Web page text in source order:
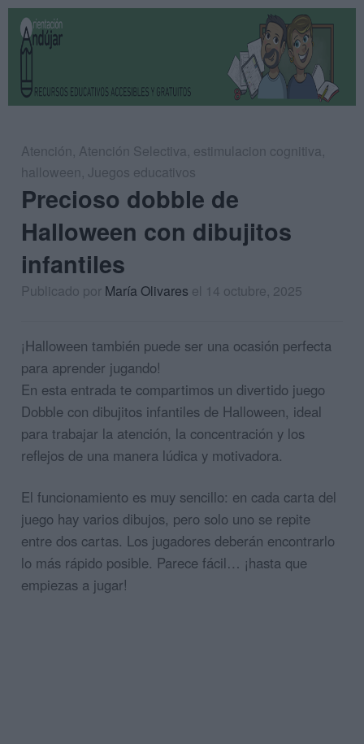
Atención, Atención Selectiva, estimulacion cognitiva,
halloween, Juegos educativos
Precioso dobble de
Halloween con dibujitos
infantiles
Publicado por María Olivares el 14 octubre, 2025
¡Halloween también puede ser una ocasión perfecta
para aprender jugando!
En esta entrada te compartimos un divertido juego
Dobble con dibujitos infantiles de Halloween, ideal
para trabajar la atención, la concentración y los
reflejos de una manera lúdica y motivadora.
El funcionamiento es muy sencillo: en cada carta del
juego hay varios dibujos, pero solo uno se repite
entre dos cartas. Los jugadores deberán encontrarlo
lo más rápido posible. Parece fácil… ¡hasta que
empiezas a jugar!